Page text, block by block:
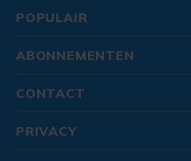
POPULAIR
ABONNEMENTEN
CONTACT
PRIVACY